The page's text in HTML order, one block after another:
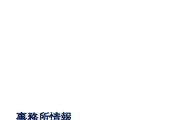
事務所情報